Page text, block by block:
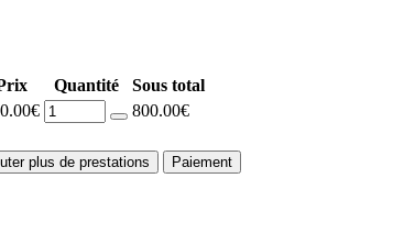
Quantité
Sous total
800.00€
plus de prestations Paiement